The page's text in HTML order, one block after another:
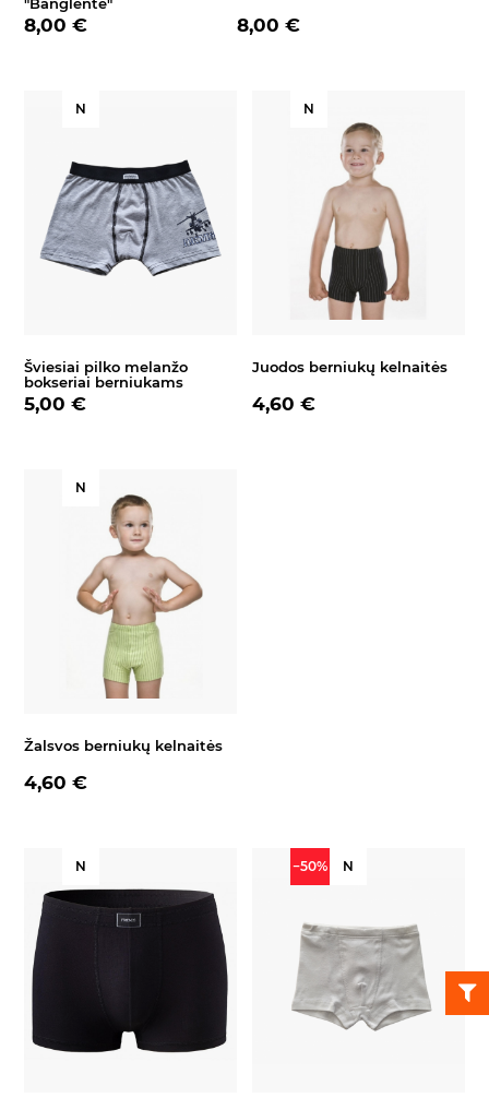
8,00 € 8,00 €
N
Šviesiai pilko melanžo
bokseriai berniukams
5,00 €
N
Juodos berniukų kelnaitės
4,60 €
N
Žalsvos berniukų kelnaitės
4,60 €
N −50% N